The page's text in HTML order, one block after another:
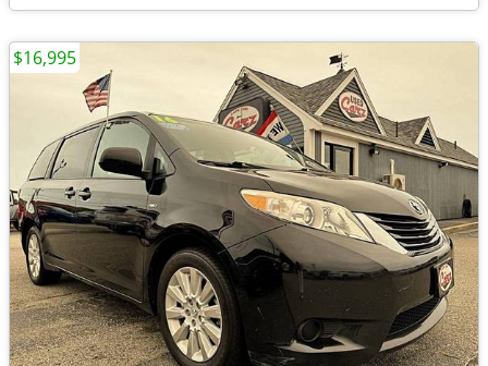
$16,995